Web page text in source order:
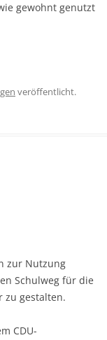
gewohnt genutzt
veröffentlicht.
zur Nutzung
Schulweg für die
zu gestalten.
CDU-